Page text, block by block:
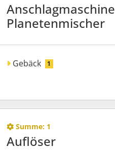
Anschlagmaschine
Planetenmischer
Gebäck 1
Summe: 1
Auflöser